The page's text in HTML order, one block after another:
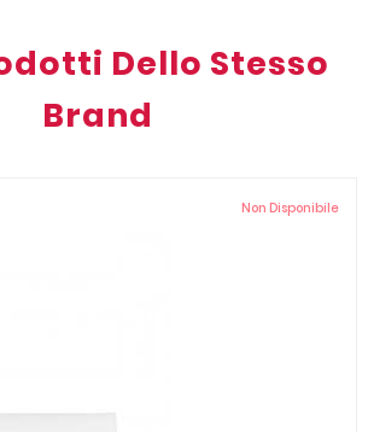
Dello Stesso
Brand
Non Disponibile